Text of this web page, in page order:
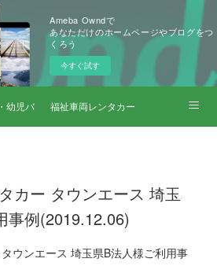
Ameba Owndで
あなただけのホームページやブログをつ
くろう
今すぐ試す
幼児バス レンタカー福祉車両レンタカー
カー タウンエース 埼玉
事例(2019.12.06)
ウンエース 埼玉県B法人様ご利用事